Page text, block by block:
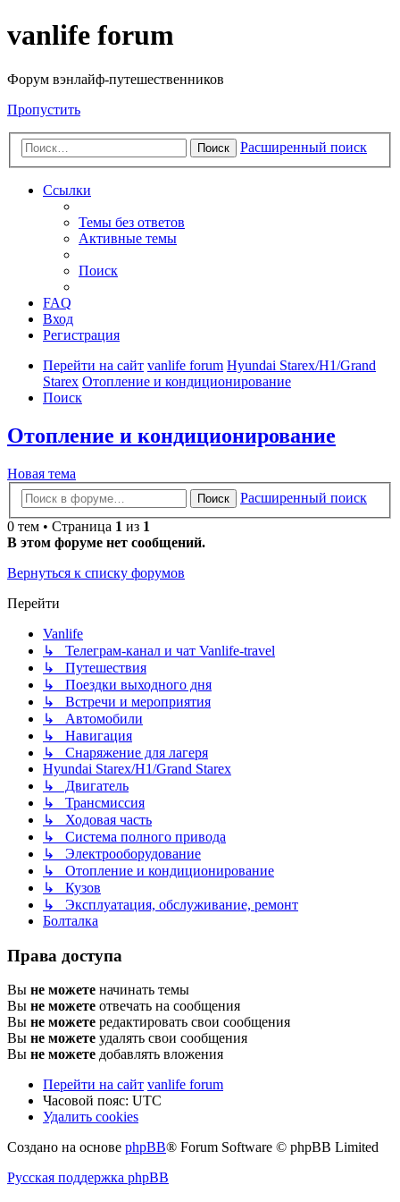
vanlife forum
Форум вэнлайф-путешественников
Пропустить
Поиск Расширенный поиск
Ссылки
Темы без ответов
Активные темы
Поиск
FAQ
Вход
Регистрация
Перейти на сайт vanlife forum Hyundai Starex/H1/Grand
Starex Отопление и кондиционирование
Поиск
Отопление и кондиционирование
Новая тема
Поиск
Расширенный поиск
0 тем • Страница 1 из 1
В этом форуме нет сообщений.
Вернуться к списку форумов
Перейти
Vanlife
↳ Телеграм-канал и чат Vanlife-travel
↳ Путешествия
↳ Поездки выходного дня
↳ Встречи и мероприятия
↳ Автомобили
↳ Навигация
↳ Снаряжение для лагеря
Hyundai Starex/H1/Grand Starex
↳ Двигатель
↳ Трансмиссия
↳ Ходовая часть
↳ Система полного привода
↳ Электрооборудование
↳ Отопление и кондиционирование
↳ Кузов
↳ Эксплуатация, обслуживание, ремонт
Болталка
Права доступа
Вы не можете начинать темы
Вы не можете отвечать на сообщения
Вы не можете редактировать свои сообщения
Вы не можете удалять свои сообщения
Вы не можете добавлять вложения
Перейти на сайт vanlife forum
Часовой пояс: UTC
Удалить cookies
Создано на основе phpBB® Forum Software © phpBB Limited
Русская поддержка phpBB